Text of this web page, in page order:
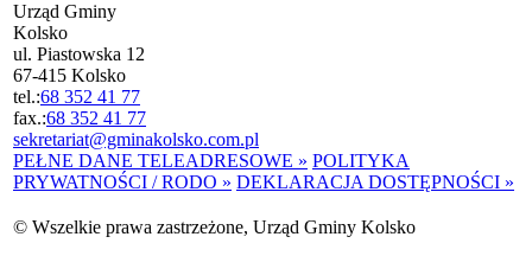
Urząd Gminy
Kolsko
ul. Piastowska 12
67-415 Kolsko
tel.:68 352 41 77
fax.:68 352 41 77
sekretariat@gminakolsko.com.pl
PEŁNE DANE TELEADRESOWE » POLITYKA
PRYWATNOŚCI / RODO » DEKLARACJA DOSTĘPNOŚCI »
© Wszelkie prawa zastrzeżone, Urząd Gminy Kolsko